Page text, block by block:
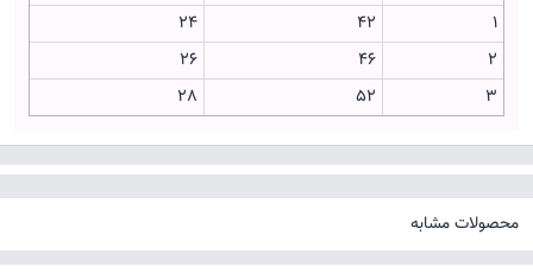
1
42
24
2
46
26
3
52
28
محصولات مشابه